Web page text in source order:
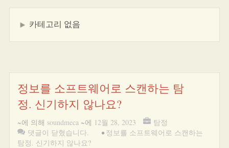
카테고리 없음
정보를 소프트웨어로 스캔하는 탐
정. 신기하지 않나요?
~에 의해 soundmeca ~에 12월 28, 2023
탐정
댓글이 닫혔습니다.
• 정보를 소프트웨어로 스캔하는
탐정. 신기하지 않나요?